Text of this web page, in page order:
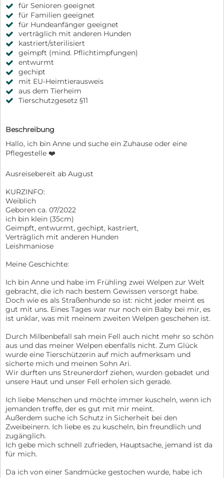
für Senioren geeignet
für Familien geeignet
für Hundeanfänger geeignet
verträglich mit anderen Hunden
kastriert/sterilisiert
geimpft (mind. Pflichtimpfungen)
entwurmt
gechipt
mit EU-Heimtierausweis
aus dem Tierheim
Tierschutzgesetz §11
Beschreibung
Hallo, ich bin Anne und suche ein Zuhause oder eine
Pflegestelle ❤️
Ausreisebereit ab August
KURZINFO:
Weiblich
Geboren ca. 07/2022
ich bin klein (35cm)
Geimpft, entwurmt, gechipt, kastriert,
Verträglich mit anderen Hunden
Leishmaniose
Meine Geschichte:
Ich bin Anne und habe im Frühling zwei Welpen zur Welt
gebracht, die ich nach bestem Gewissen versorgt habe.
Doch wie es als Straßenhunde so ist: nicht jeder meint es
gut mit uns. Eines Tages war nur noch ein Baby bei mir, es
ist unklar, was mit meinem zweiten Welpen geschehen ist.
Durch Milbenbefall sah mein Fell auch nicht mehr so schön
aus und das meiner Welpen ebenfalls nicht. Zum Glück
wurde eine Tierschützerin auf mich aufmerksam und
sicherte mich und meinen Sohn Ari.
Wir durften uns Streunerdorf ziehen, wurden gebadet und
unsere Haut und unser Fell erholen sich gerade.
Ich liebe Menschen und möchte immer kuscheln, wenn ich
jemanden treffe, der es gut mit mir meint.
Außerdem suche ich Schutz in Sicherheit bei den
Zweibeinern. Ich liebe es zu kuscheln, bin freundlich und
zugänglich.
Ich gebe mich schnell zufrieden, Hauptsache, jemand ist da
für mich.
Da ich von einer Sandmücke gestochen wurde, habe ich